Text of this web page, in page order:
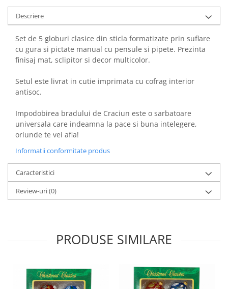
Descriere
Set de 5 globuri clasice din sticla formatizate prin suflare
cu gura si pictate manual cu pensule si pipete. Prezinta
finisaj mat, sclipitor si decor multicolor.
Setul este livrat in cutie imprimata cu cofrag interior
antisoc.
Impodobirea bradului de Craciun este o sarbatoare
universala care indeamna la pace si buna intelegere,
oriunde te vei afla!
Informatii conformitate produs
Caracteristici
Review-uri(0)
PRODUSE SIMILARE